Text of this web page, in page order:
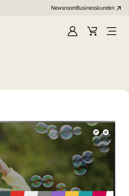
NewsroomBusinesskunden
AnmeldenWarenkorb
Menü